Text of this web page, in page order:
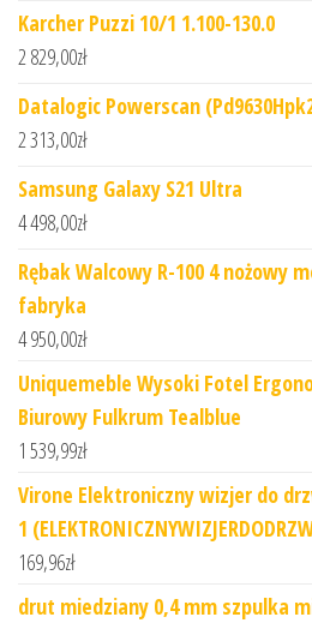
Karcher Puzzi 10/1 1.100-130.0
2 829,00zł
Datalogic Powerscan
2 313,00zł
Samsung Galaxy S21 Ultra
4 498,00zł
Rębak Walcowy R-100 4 nożowy
fabryka
4 950,00zł
Uniquemeble Wysoki Fotel
Biurowy Fulkrum Tealblue
1 539,99zł
Virone Elektroniczny wizjer do
1
169,96zł
drut miedziany 0,4 mm szpulka